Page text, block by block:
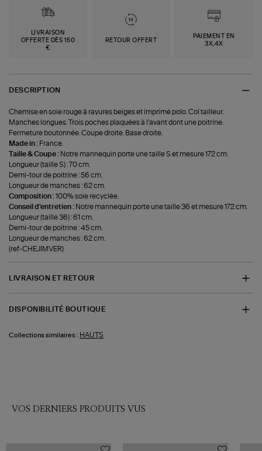
LIVRAISON
OFFERTE DÈS 150
€
RETOUR OFFERT
PAIEMENT EN
3X,4X
DESCRIPTION
Chemise en soie rouge à rayures beiges et imprimé polo. Col tailleur.
Manches longues. Trois poches plaquées à l'avant dont une poitrine.
Fermeture boutonnée. Coupe droite. Base droite.
Made in : France.
Taille & Coupe : Notre mannequin porte une taille S et mesure 172 cm.
Longueur (taille S) : 70 cm.
Demi-tour de poitrine : 56 cm.
Longueur de manches : 62 cm.
Composition :100% soie recyclée.
Conseil d'entretien : Notre mannequin porte une taille 36 et mesure 172 cm.
Longueur (taille 36) : 61 cm.
Demi-tour de poitrine : 45 cm.
Longueur de manches : 62 cm.
(ref-CHEJIMVER)
LIVRAISON ET RETOUR
DISPONIBILITÉ BOUTIQUE
Collections similaires : HAUTS
VOS DERNIERS PRODUITS VUS